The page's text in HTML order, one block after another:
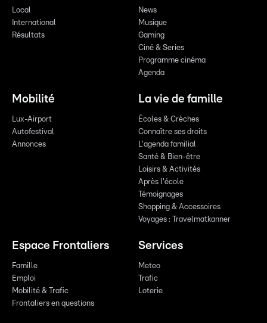
Local
International
Résultats
News
Musique
Gaming
Ciné & Series
Programme cinéma
Agenda
Mobilité
Lux-Airport
Autofestival
Annonces
La vie de famille
Écoles & Crèches
Connaître ses droits
L'agenda familial
Santé & Bien-être
Loisirs & Activités
Après l'école
Témoignages
Shopping & Accessoires
Voyages : Travelmatkanner
Espace Frontaliers
Famille
Emploi
Mobilité & Trafic
Frontaliers en questions
Services
Meteo
Trafic
Loterie